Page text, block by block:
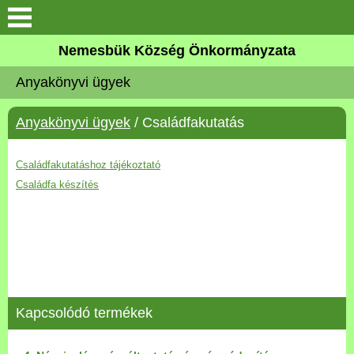
Keresés
Önkormányzat
Közös Önkormányzati
Hivatal
Zalaköveskút
Versenyképes Járások
Program
Nemesbük Község Önkormányzata
Anyakönyvi ügyek
Anyakönyvi ügyek / Családfakutatás
Családfakutatáshoz tájékoztató
Családfa készítés
Kapcsolódó termékek